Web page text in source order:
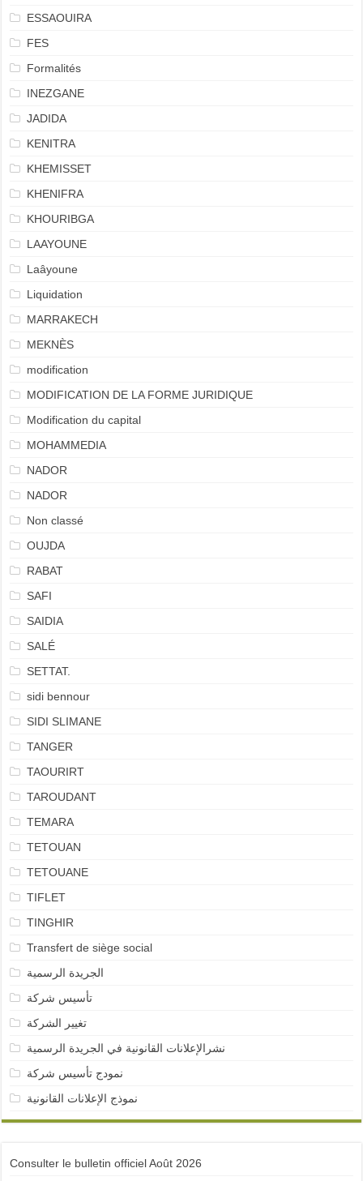
ESSAOUIRA
FES
Formalités
INEZGANE
JADIDA
KENITRA
KHEMISSET
KHENIFRA
KHOURIBGA
LAAYOUNE
Laâyoune
Liquidation
MARRAKECH
MEKNÈS
modification
MODIFICATION DE LA FORME JURIDIQUE
Modification du capital
MOHAMMEDIA
NADOR
NADOR
Non classé
OUJDA
RABAT
SAFI
SAIDIA
SALÉ
SETTAT.
sidi bennour
SIDI SLIMANE
TANGER
TAOURIRT
TAROUDANT
TEMARA
TETOUAN
TETOUANE
TIFLET
TINGHIR
Transfert de siège social
الجريدة الرسمية
تأسيس شركة
تغيير الشركة
نشرالإعلانات القانونية في الجريدة الرسمية
نمودج تأسيس شركة
نموذج الإعلانات القانونية
Consulter le bulletin officiel Août 2026